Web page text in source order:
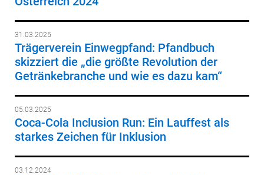
31.03.2025
Trägerverein Einwegpfand: Pfandbuch
skizziert die „die größte Revolution der
Getränkebranche und wie es dazu kam“
05.03.2025
Coca-Cola Inclusion Run: Ein Lauffest als
starkes Zeichen für Inklusion
03.12.2024